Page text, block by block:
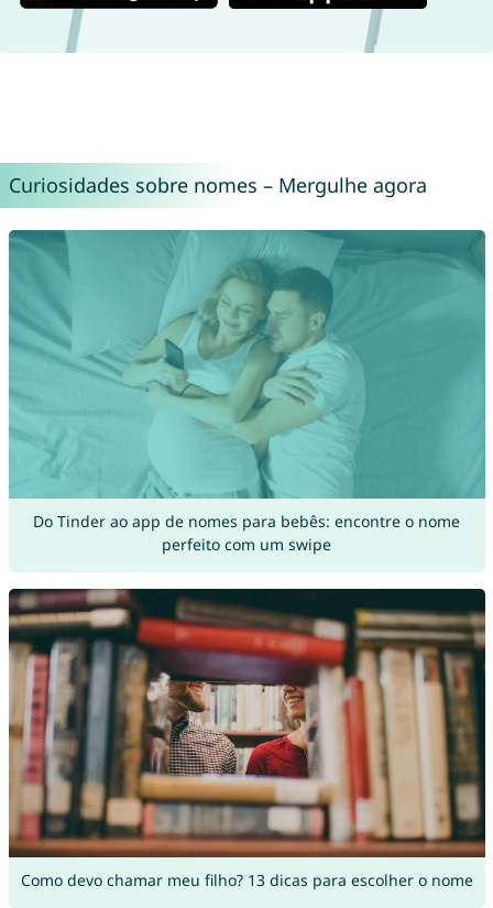
Curiosidades sobre nomes – Mergulhe agora
Do Tinder ao app de nomes para bebês: encontre o nome
perfeito com um swipe
Como devo chamar meu filho? 13 dicas para escolher o nome